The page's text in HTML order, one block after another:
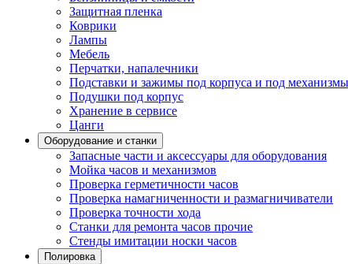
Защитная пленка
Коврики
Лампы
Мебель
Перчатки, напалечники
Подставки и зажимы под корпуса и под механизмы
Подушки под корпус
Хранение в сервисе
Цанги
Оборудование и станки
Запасные части и аксессуары для оборудования
Мойка часов и механизмов
Проверка герметичности часов
Проверка намагниченности и размагничиватели
Проверка точности хода
Станки для ремонта часов прочие
Стенды имитации носки часов
Полировка